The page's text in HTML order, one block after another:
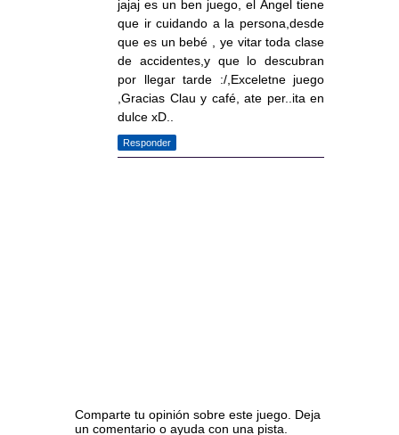
jajaj es un ben juego, el Ängel tiene
que ir cuidando a la persona,desde
que es un bebé , ye vitar toda clase
de accidentes,y que lo descubran
por llegar tarde :/,Exceletne juego
,Gracias Clau y café, ate per..ita en
dulce xD..
Responder
Comparte tu opinión sobre este juego. Deja
un comentario o ayuda con una pista.